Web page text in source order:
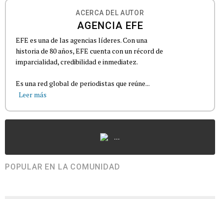
ACERCA DEL AUTOR
AGENCIA EFE
EFE es una de las agencias líderes. Con una
historia de 80 años, EFE cuenta con un récord de
imparcialidad, credibilidad e inmediatez.
Es una red global de periodistas que reúne...
Leer más
...
POPULAR EN LA COMUNIDAD